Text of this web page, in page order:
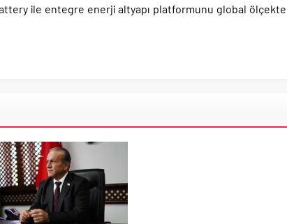
ile entegre enerji altyapı platformunu global ölçekte